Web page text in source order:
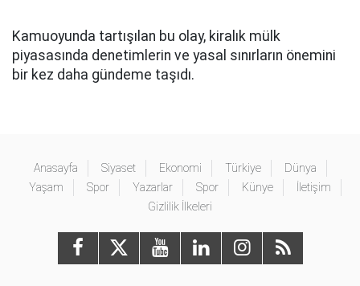
Kamuoyunda tartışılan bu olay, kiralık mülk
piyasasında denetimlerin ve yasal sınırların önemini
bir kez daha gündeme taşıdı.
Anasayfa Siyaset Ekonomi Türkiye
Dünya
Yaşam
Spor Yazarlar Spor Künye
İletişim
Gizlilik İlkeleri